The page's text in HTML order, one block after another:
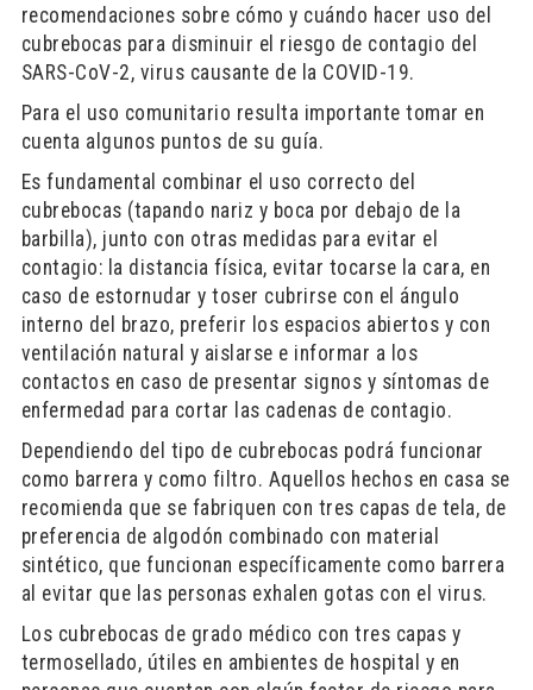
recomendaciones sobre cómo y cuándo hacer uso del
cubrebocas para disminuir el riesgo de contagio del
SARS-CoV-2, virus causante de la COVID-19.
Para el uso comunitario resulta importante tomar en
cuenta algunos puntos de su guía.
Es fundamental combinar el uso correcto del
cubrebocas (tapando nariz y boca por debajo de la
barbilla), junto con otras medidas para evitar el
contagio: la distancia física, evitar tocarse la cara, en
caso de estornudar y toser cubrirse con el ángulo
interno del brazo, preferir los espacios abiertos y con
ventilación natural y aislarse e informar a los
contactos en caso de presentar signos y síntomas de
enfermedad para cortar las cadenas de contagio.
Dependiendo del tipo de cubrebocas podrá funcionar
como barrera y como filtro. Aquellos hechos en casa se
recomienda que se fabriquen con tres capas de tela, de
preferencia de algodón combinado con material
sintético, que funcionan específicamente como barrera
al evitar que las personas exhalen gotas con el virus.
Los cubrebocas de grado médico con tres capas y
termosellado, útiles en ambientes de hospital y en